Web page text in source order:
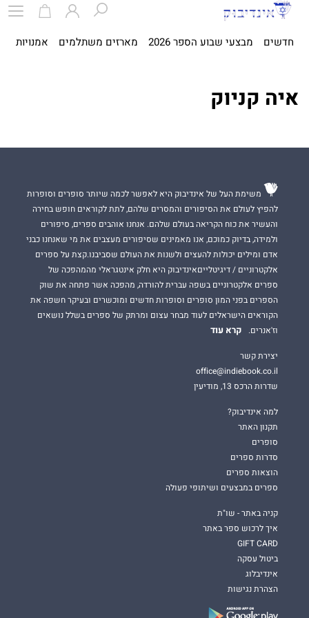
חדשים מבצעי שבוע הספר 2026 מארזים משתלמים אמנויות
איה קניוק
משימת העל של אינדיבוק היא לאפשר לכמה שיותר סופרים וסופרות
להפיץ לעולם את הסיפורים והמסרים שלהם, לתת לקוראים חופש בחירה
והעשיר את כוח הקריאה בעולם שלהם. אנחנו אוהבים ספרים, סיפורים
ולמידה, בדיוק כמוכם, אנו מאמינים שסיפורים מעצבים את מי שאנחנו כבני
אדם ומילים יכולות להעצים ולשנות את העולם שסביבנו.קצת על ספרים
אלקטרוניים / דיגיטלייםאינדיבוק היא חלק אינטגראלי מהמהפכה של
ספרים אלקטרוניים בשפה עברית להורדה, מהפכה אשר פתחה את שוק
הספרים בפני המון סופרים וסופרות חדשים ומוכשרים ובעיקר חשפה את
הקוראים הישראלים לעוד מבחר עצום ומרתק של ספרים בשלל נושאים
וז'אנרים.
קרא עוד
יצירת קשר
office@indiebook.co.il
שדרות הרכס 13, מודיעין
למה אינדיבוק?
תקנון האתר
סופרים
סדרות ספרים
הוצאות ספרים
ספרים במבצעים ושיתופי פעולה
קניה באתר - שו"ת
איך לרכוש ספר באתר
GIFT CARD
ביטול עסקה
אינדיבלוג
הצהרת נגישות